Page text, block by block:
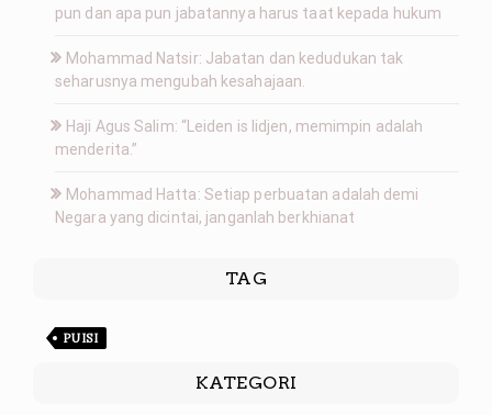
pun dan apa pun jabatannya harus taat kepada hukum
Mohammad Natsir: Jabatan dan kedudukan tak
seharusnya mengubah kesahajaan.
Haji Agus Salim: “Leiden is lidjen, memimpin adalah
menderita.”
Mohammad Hatta: Setiap perbuatan adalah demi
Negara yang dicintai, janganlah berkhianat
TAG
PUISI
KATEGORI